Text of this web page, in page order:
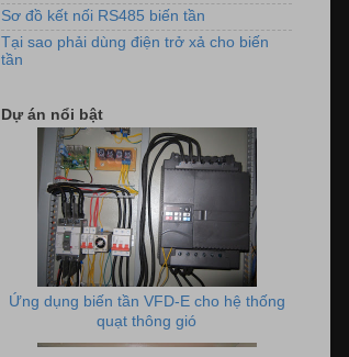
Sơ đồ kết nối RS485 biến tần
Tại sao phải dùng điện trở xả cho biến
tần
Dự án nổi bật
Hình ảnh lắp đặt biến tần cho máy đánh
lông vải
Ứng dụng biến tần VFD-E cho hệ thống
quạt thông gió